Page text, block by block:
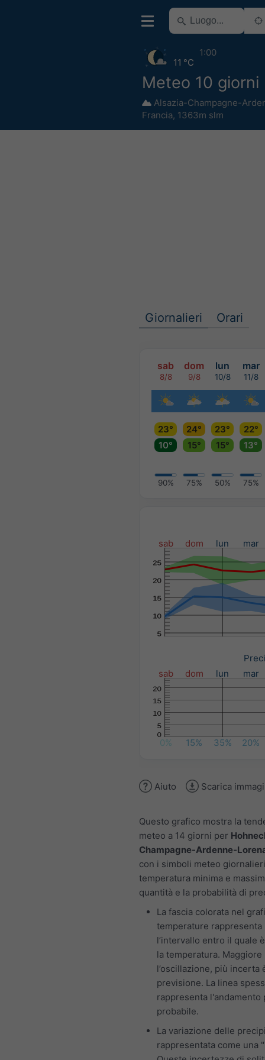
Meteo 10 giorni
Alsazia-Champagne-
Francia, 1363m slm
11 °C
1:00
Giornalieri Orari
sab dom lun mar
8/8 9/8 10/8 11/8
23° 24° 23°
22°
10°
15° 15° 13°
90% 75% 50% 75%
sab dom lun mar
sab
dom lun mar
0% 15% 35% 20%
Aiuto Scarica
Questo grafico mostra la
meteo a 14 giorni per
Champagne-Ardenne-
con i simboli meteo
temperatura minima e
quantità e la probabilità di
La fascia colorata nel
temperature rappresenta
l’intervallo entro il quale
la temperatura. Maggiore
l’oscillazione, più incerta
previsione. La linea
rappresenta l'andamento
probabile.
La variazione delle
rappresentata come una